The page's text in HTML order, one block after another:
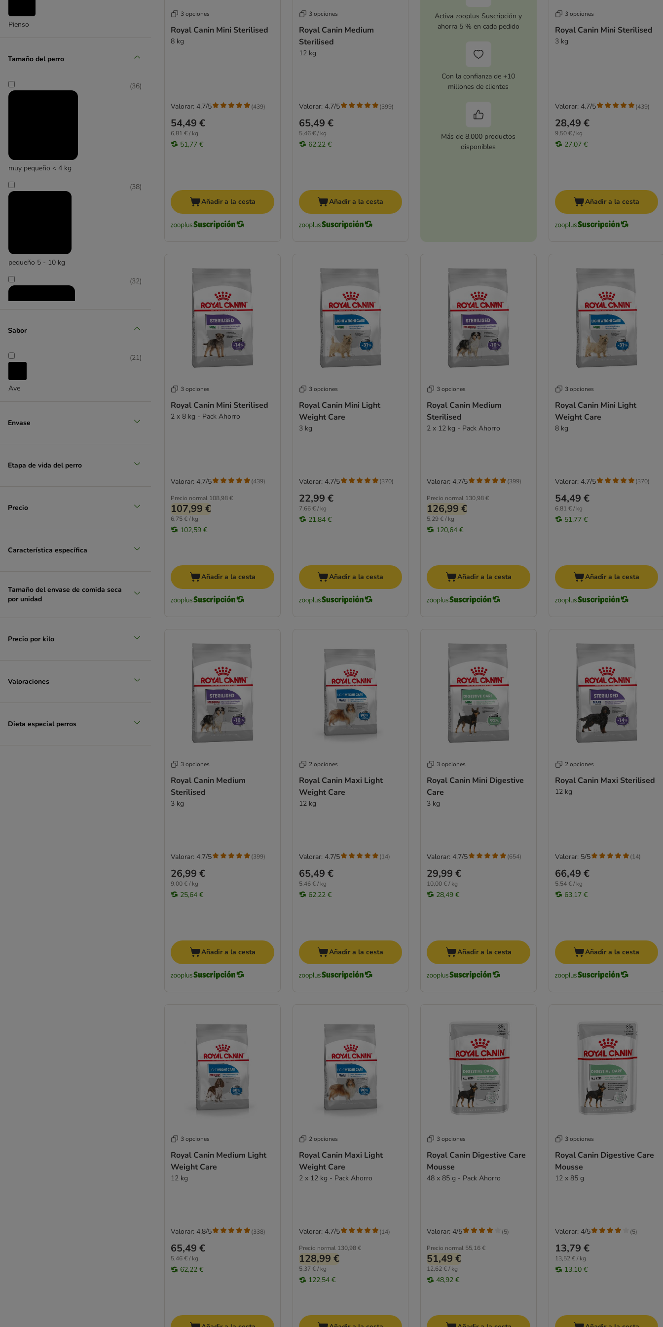
Outdoor
Pure Feline
Sensible / Digestive Care
Piel y pelo
Pienso
Tamaño del perro
muy pequeño < 4 kg
(36)
pequeño 5 - 10 kg
(38)
mediano 11 - 25 kg
(32)
muy grande > 45 kg
Sabor
Ave
(21)
Envase
Etapa de vida del perro
Precio
Característica específica
Tamaño del envase de comida seca
por unidad
Precio por kilo
Valoraciones
Dieta especial perros
3 opciones
Royal Canin Mini Sterilised
8 kg
54,49 €
6,81 € / kg
51,77 €
Valorar: 4.7/5 (439)
Añadir a la cesta
3 opciones
Royal Canin Medium
Sterilised
12 kg
65,49 €
5,46 € / kg
62,22 €
Valorar: 4.7/5 (399)
Añadir a la cesta
Activa zooplus Suscripción y
ahorra 5 % en cada pedido
Con la confianza de +10
millones de clientes
Más de 8.000 productos
disponibles
3 opciones
Royal Canin Mini Sterilised
3 kg
28,49 €
9,50 € / kg
27,07 €
Valorar: 4.7/5 (439)
Añadir a la cesta
3 opciones
Royal Canin Mini Sterilised
2 x 8 kg - Pack Ahorro
Precio normal 108,98 €
107,99 €
6,75 € / kg
102,59 €
Valorar: 4.7/5 (439)
Añadir a la cesta
3 opciones
Royal Canin Mini Light
Weight Care
3 kg
22,99 €
7,66 € / kg
21,84 €
Valorar: 4.7/5 (370)
Añadir a la cesta
3 opciones
Royal Canin Medium
Sterilised
2 x 12 kg - Pack Ahorro
Precio normal 130,98 €
126,99 €
5,29 € / kg
120,64 €
Valorar: 4.7/5 (399)
Añadir a la cesta
3 opciones
Royal Canin Mini Light
Weight Care
8 kg
54,49 €
6,81 € / kg
51,77 €
Valorar: 4.7/5 (370)
Añadir a la cesta
3 opciones
Royal Canin Medium
Sterilised
3 kg
26,99 €
9,00 € / kg
25,64 €
Valorar: 4.7/5 (399)
Añadir a la cesta
2 opciones
Royal Canin Maxi Light
Weight Care
12 kg
65,49 €
5,46 € / kg
62,22 €
Valorar: 4.7/5 (14)
Añadir a la cesta
3 opciones
Royal Canin Mini Digestive
Care
3 kg
29,99 €
10,00 € / kg
28,49 €
Valorar: 4.7/5 (654)
Añadir a la cesta
2 opciones
Royal Canin Maxi Sterilised
12 kg
66,49 €
5,54 € / kg
63,17 €
Valorar: 5/5 (14)
Añadir a la cesta
3 opciones
Royal Canin Medium Light
Weight Care
12 kg
65,49 €
5,46 € / kg
62,22 €
Valorar: 4.8/5 (338)
2 opciones
Royal Canin Maxi Light
Weight Care
2 x 12 kg - Pack Ahorro
Precio normal 130,98 €
128,99 €
5,37 € / kg
122,54 €
Valorar: 4.7/5 (14)
3 opciones
Royal Canin Digestive Care
Mousse
48 x 85 g - Pack Ahorro
Precio normal 55,16 €
51,49 €
12,62 € / kg
48,92 €
Valorar: 4/5 (5)
3 opciones
Royal Canin Digestive Care
Mousse
12 x 85 g
13,79 €
13,52 € / kg
13,10 €
Valorar: 4/5 (5)